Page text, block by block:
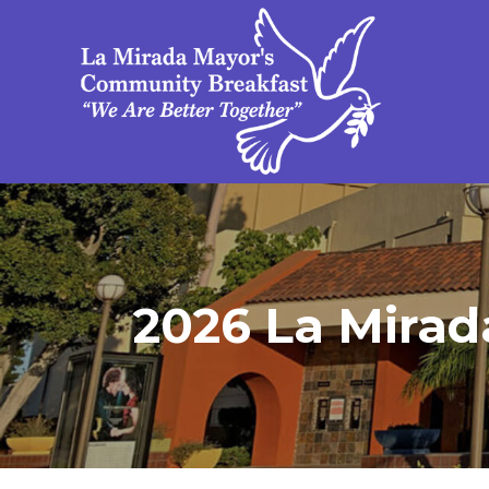
2026 La